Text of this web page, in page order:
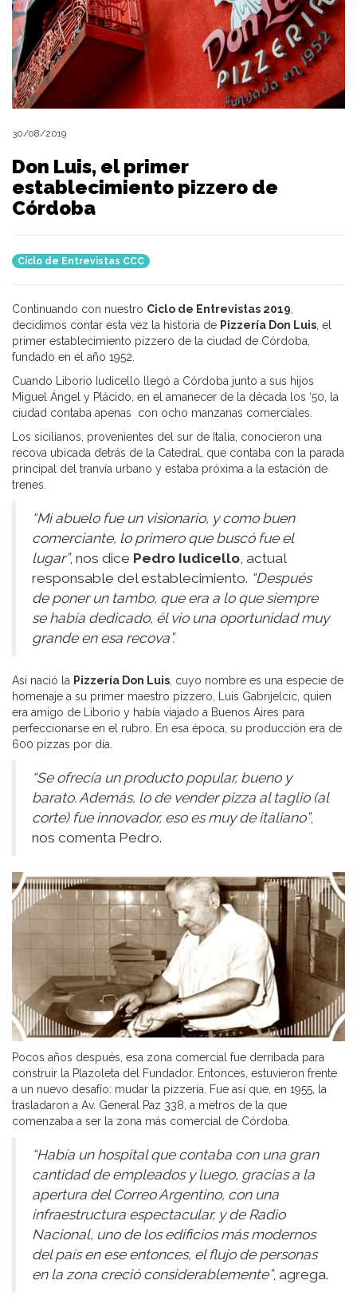
30/08/2019
Don Luis, el primer
establecimiento pizzero de
Córdoba
Ciclo de Entrevistas CCC
Continuando con nuestro Ciclo de Entrevistas 2019
decidimos contar esta vez la historia de Pizzería Don Luis , el
primer establecimiento pizzero de la ciudad de Córdoba,
fundado en el año 1952.
Cuando Liborio Iudicello llegó a Córdoba junto a sus hijos
Miguel Ángel y Plácido, en el amanecer de la década los ‘50, la
ciudad contaba apenas con ocho manzanas comerciales.
Los sicilianos, provenientes del sur de Italia, conocieron una
recova ubicada detrás de la Catedral, que contaba con la parada
principal del tranvía urbano y estaba próxima a la estación de
trenes.
“Mi abuelo fue un visionario, y como buen
comerciante, lo primero que buscó fue el
lugar”, nos dice Pedro Iudicello , actual
responsable del establecimiento. “Después
de poner un tambo, que era a lo que siempre
se había dedicado, él vio una oportunidad muy
grande en esa recova”.
Así nació la Pizzería Don Luis , cuyo nombre es una especie de
homenaje a su primer maestro pizzero, Luis Gabrijelcic, quien
era amigo de Liborio y había viajado a Buenos Aires para
perfeccionarse en el rubro. En esa época, su producción era de
600 pizzas por día.
“Se ofrecía un producto popular, bueno y
barato. Además, lo de vender pizza al taglio (al
corte) fue innovador, eso es muy de italiano”,
nos comenta Pedro.
Pocos años después, esa zona comercial fue derribada para
construir la Plazoleta del Fundador. Entonces, estuvieron frente
a un nuevo desafío: mudar la pizzería. Fue así que, en 1955, la
trasladaron a Av. General Paz 338, a metros de la que
comenzaba a ser la zona más comercial de Córdoba.
“Había un hospital que contaba con una gran
cantidad de empleados y luego, gracias a la
apertura del Correo Argentino, con una
infraestructura espectacular, y de Radio
Nacional, uno de los edificios más modernos
del país en ese entonces, el flujo de personas
en la zona creció considerablemente”, agrega.